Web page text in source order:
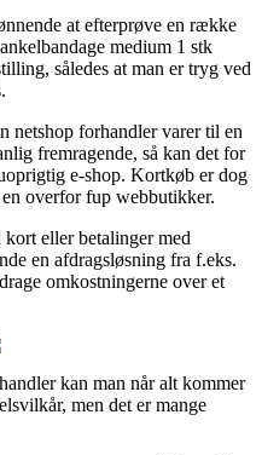
at efterprøve en række
medium 1 stk
således at man er tryg ved
netshop forhandler varer til en
fremragende, så kan det for
e-shop. Kortkøb er dog
overfor fup webbutikker.
eller betalinger med
en afdragsløsning fra f.eks.
omkostningerne over et
kan man når alt kommer
men det er mange